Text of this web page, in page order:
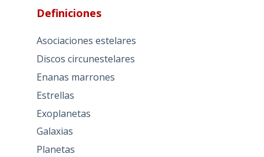
Definiciones
Asociaciones estelares
Discos circunestelares
Enanas marrones
Estrellas
Exoplanetas
Galaxias
Planetas